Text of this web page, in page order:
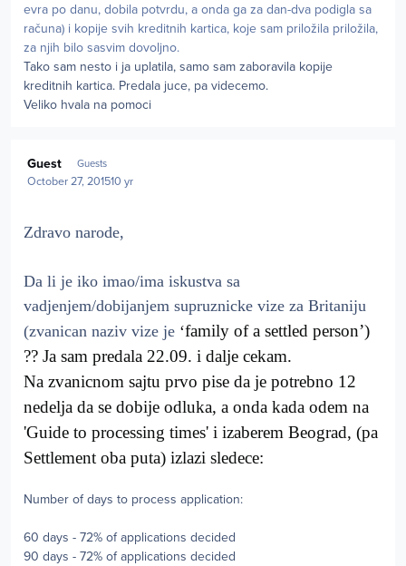
evra po danu, dobila potvrdu, a onda ga za dan-dva podigla sa
računa) i kopije svih kreditnih kartica, koje sam priložila priložila,
za njih bilo sasvim dovoljno.
Tako sam nesto i ja uplatila, samo sam zaboravila kopije
kreditnih kartica. Predala juce, pa videcemo.
Veliko hvala na pomoci
Guest Guests
October 27, 201510 yr
Zdravo narode,
Da li je iko imao/ima iskustva sa
vadjenjem/dobijanjem supruznicke vize za Britaniju
(zvanican naziv vize je ‘family of a settled person’)
?? Ja sam predala 22.09. i dalje cekam.
Na zvanicnom sajtu prvo pise da je potrebno 12
nedelja da se dobije odluka, a onda kada odem na
'Guide to processing times' i izaberem Beograd, (pa
Settlement oba puta) izlazi sledece:
Number of days to process application:
60 days - 72% of applications decided
90 days - 72% of applications decided